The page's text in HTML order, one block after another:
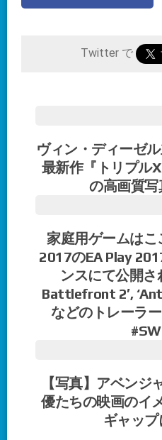
Twitter で
ヴィン・ディーゼ
最新作『トリプル
の高画質写
家庭用ゲームは
2017のEA Play
ンスにて公開さ
Battlefront 2′,
などのトレーラ
【写真】アベンジ
優たちの映画のイ
ギャッ